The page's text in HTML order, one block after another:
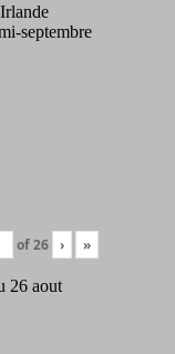
septembre
of26 › »
26 aout